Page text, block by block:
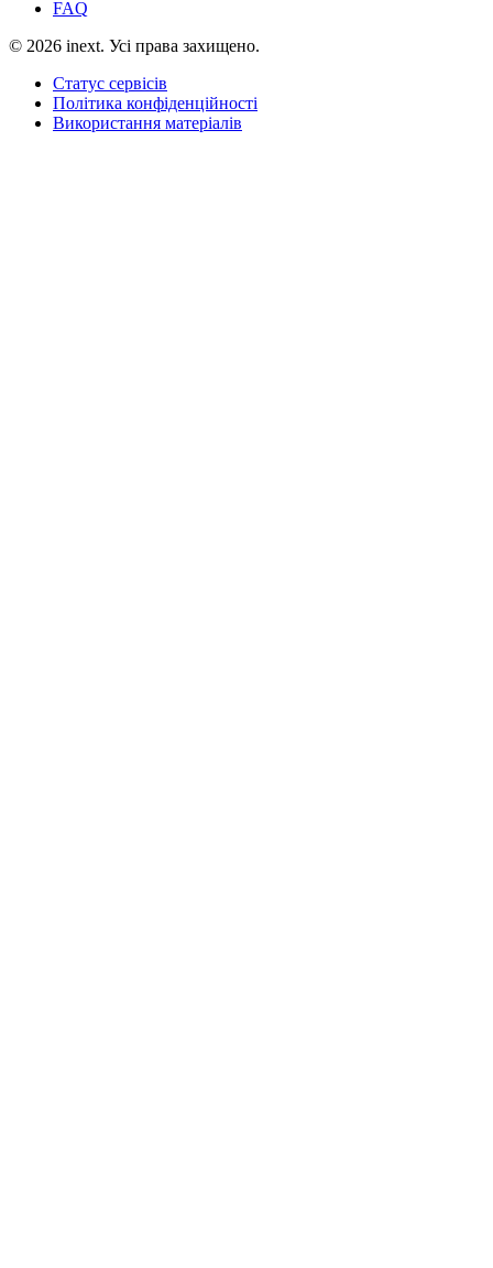
FAQ
© 2026 inext. Усі права захищено.
Статус сервісів
Політика конфіденційності
Використання матеріалів